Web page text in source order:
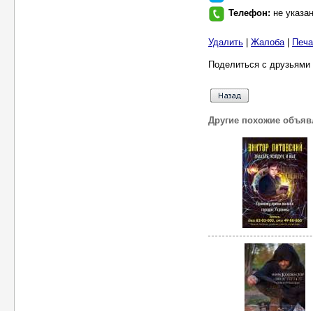
Телефон: не указан
Удалить Жалоба|
Поделиться с
Другие похожие